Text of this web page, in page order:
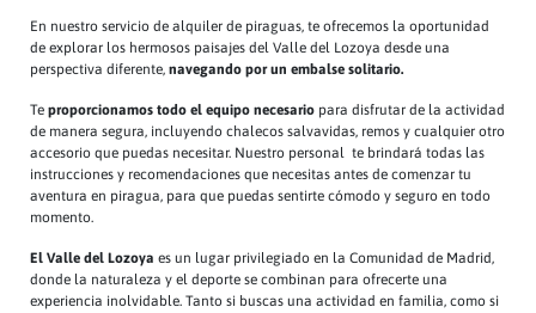
En nuestro servicio de alquiler de piraguas, te ofrecemos la oportunidad
de explorar los hermosos paisajes del Valle del Lozoya desde una
perspectiva diferente, navegando por un embalse solitario.
Te proporcionamos todo el equipo necesario para disfrutar de la actividad
de manera segura, incluyendo chalecos salvavidas, remos y cualquier otro
accesorio que puedas necesitar. Nuestro personal te brindará todas las
instrucciones y recomendaciones que necesitas antes de comenzar tu
aventura en piragua, para que puedas sentirte cómodo y seguro en todo
momento.
El Valle del Lozoya es un lugar privilegiado en la Comunidad de Madrid,
donde la naturaleza y el deporte se combinan para ofrecerte una
experiencia inolvidable. Tanto si buscas una actividad en familia, como si